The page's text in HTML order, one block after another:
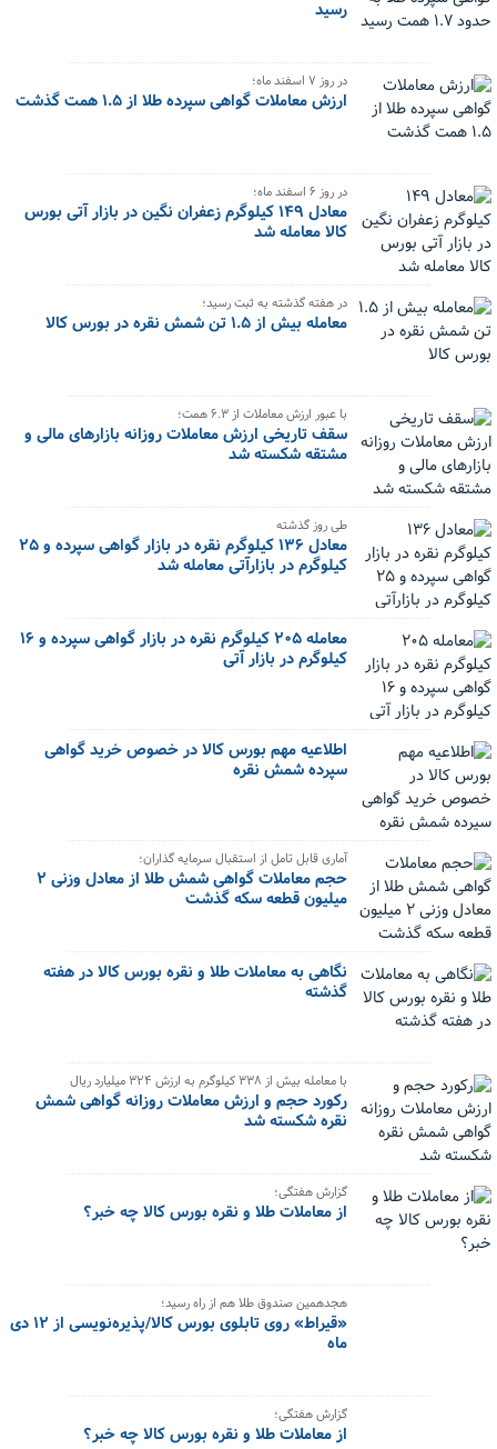
رسید
در روز ۷ اسفند ماه؛
ارزش معاملات گواهی سپرده طلا از ۱.۵ همت گذشت
در روز ۶ اسفند ماه؛
معادل ۱۴۹ کیلوگرم زعفران نگین در بازار آتی بورس
کالا معامله شد
در هفته گذشته به ثبت رسید؛
معامله بیش از ۱.۵ تن شمش نقره در بورس کالا
با عبور ارزش معاملات از ۶.۳ همت؛
سقف تاریخی ارزش معاملات روزانه بازارهای مالی و
مشتقه شکسته شد
طی روز گذشته
معادل ۱۳۶ کیلوگرم نقره در بازار گواهی سپرده و ۲۵
کیلوگرم در بازارآتی معامله شد
معامله ۲۰۵ کیلوگرم نقره در بازار گواهی سپرده و ۱۶
کیلوگرم در بازار آتی
اطلاعیه مهم بورس کالا در خصوص خرید گواهی
سپرده شمش نقره
آماری قابل تامل از استقبال سرمایه گذاران؛
حجم معاملات گواهی شمش طلا از معادل وزنی ۲
میلیون قطعه سکه گذشت
نگاهی به معاملات طلا و نقره بورس کالا در هفته
گذشته
با معامله بیش از ۳۳۸ کیلوگرم به ارزش ۳۲۴ میلیارد ریال
رکورد حجم و ارزش معاملات روزانه گواهی شمش
نقره شکسته شد
گزارش هفتگی؛
از معاملات طلا و نقره بورس کالا چه خبر؟
هجدهمین صندوق طلا هم از راه رسید؛
«قیراط» روی تابلوی بورس کالا/پذیره‌نویسی از ۱۲ دی
ماه
گزارش هفتگی؛
از معاملات طلا و نقره بورس کالا چه خبر؟